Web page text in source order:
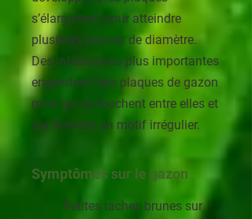
s’élargissent pour atteindre
plusieurs pouces de diamètre.
Des infestations plus importantes
engendrent des plaques de gazon
mort qui se touchent entre elles et
qui forment un motif irrégulier.
Symptômes sur le gazon
Petites taches brunes sur